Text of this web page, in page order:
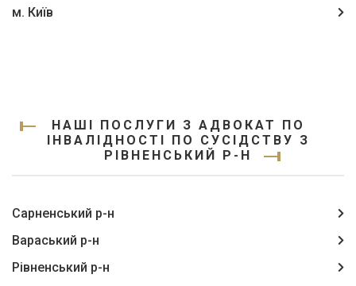
м. Київ
НАШІ ПОСЛУГИ З АДВОКАТ ПО
ІНВАЛІДНОСТІ ПО СУСІДСТВУ З
РІВНЕНСЬКИЙ Р-Н
Сарненський р-н
Вараський р-н
Рівненський р-н